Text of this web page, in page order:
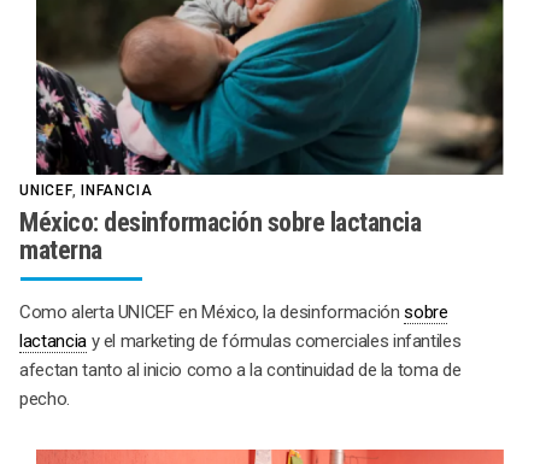
UNICEF,INFANCIA
México: desinformación sobre lactancia
materna
Como alerta UNICEF en México, la desinformaciónsobre
lactanciay el marketing de fórmulas comerciales infantiles
afectan tanto al inicio como a la continuidad de la toma de
pecho.